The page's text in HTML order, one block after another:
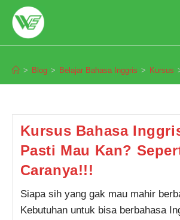
content
> Blog > Belajar Bahasa Inggris > Kursus
Kursus Bahasa
Pasti Mau Kan?
Caranya!!!
Siapa sih yang gak mau mahir
Kebutuhan untuk bisa berbahasa